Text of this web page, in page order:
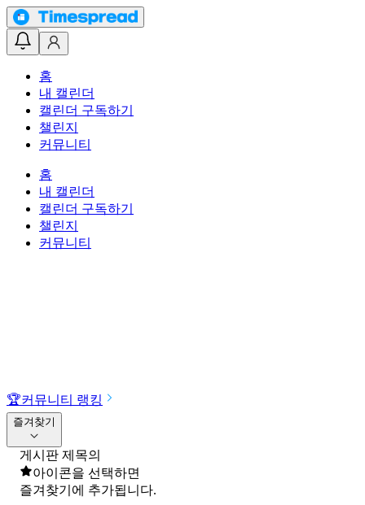
홈
내 캘린더
캘린더 구독하기
챌린지
커뮤니티
홈
내 캘린더
캘린더 구독하기
챌린지
커뮤니티
🏆커뮤니티 랭킹
즐겨찾기
게시판 제목의
아이콘을 선택하면
즐겨찾기에 추가됩니다.